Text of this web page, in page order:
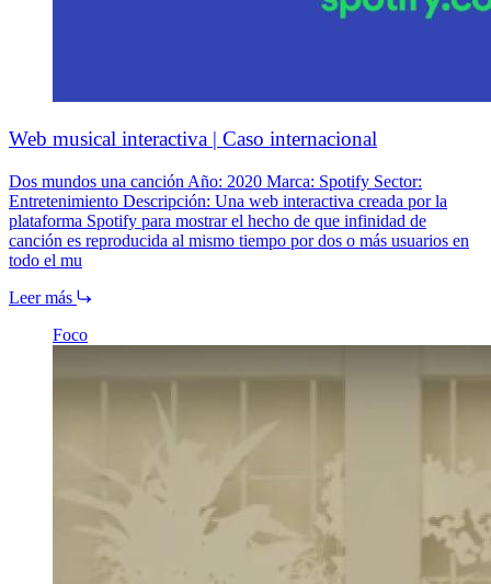
Web musical interactiva | Caso internacional
Dos mundos una canción Año: 2020 Marca: Spotify Sector:
Entretenimiento Descripción: Una web interactiva creada por la
plataforma Spotify para mostrar el hecho de que infinidad de
canción es reproducida al mismo tiempo por dos o más usuarios en
todo el mu
Leer más
Foco